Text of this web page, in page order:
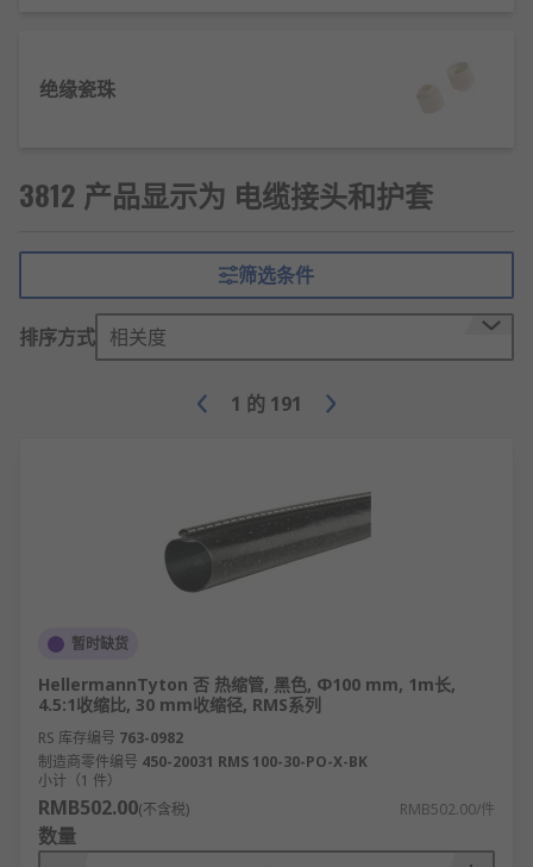
热缩管是一种可收缩的塑料管，当受热时会收缩。热
焊锡环热缩管
焊锡环热缩管是可收缩管的小空心件，其中包含焊料
环，当它们被加热时，管子会收缩并且焊料熔化，从
而形成电气连接。
绝缘瓷珠
3812 产品显示为 电缆接头和护套
筛选条件
排序方式 相关度
1 的 191
暂时缺货
HellermannTyton 否 热缩管, 黑色, Φ100 mm, 1m长,
4.5:1收缩比, 30 mm收缩径, RMS系列
RS 库存编号 763-0982
制造商零件编号 450-20031 RMS 100-30-PO-X-BK
小计（1 件）
RMB502.00(不含税) RMB502.00/件
数量